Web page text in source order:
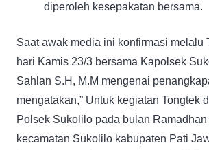
diperoleh kesepakatan bersama.
Saat awak media ini konfirmasi melalu
hari Kamis 23/3 bersama Kapolsek
Sahlan S.H, M.M mengenai
mengatakan,” Untuk kegiatan Tongtek
Polsek Sukolilo pada bulan
kecamatan Sukolilo kabupaten Pati